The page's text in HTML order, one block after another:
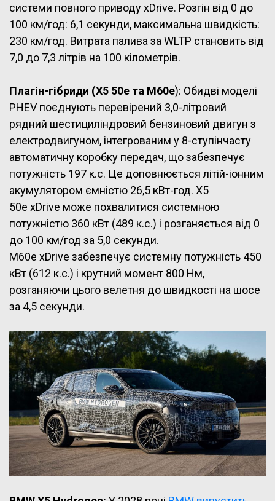
системи повного приводу xDrive. Розгін від 0 до
100 км/год: 6,1 секунди, максимальна швидкість:
230 км/год. Витрата палива за WLTP становить від
7,0 до 7,3 літрів на 100 кілометрів.
Плагін-гібриди (X5 50e та M60e): Обидві моделі
PHEV поєднують перевірений 3,0-літровий
рядний шестициліндровий бензиновий двигун з
електродвигуном, інтегрованим у 8-ступінчасту
автоматичну коробку передач, що забезпечує
потужність 197 к.с. Це доповнюється літій-іонним
акумулятором ємністю 26,5 кВт-год. X5
50e xDrive може похвалитися системною
потужністю 360 кВт (489 к.с.) і розганяється від 0
до 100 км/год за 5,0 секунди.
M60e xDrive забезпечує системну потужність 450
кВт (612 к.с.) і крутний момент 800 Нм,
розганяючи цього велетня до швидкості на шосе
за 4,5 секунди.